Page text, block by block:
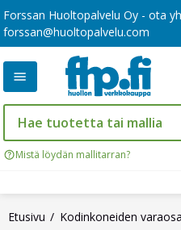
Forssan Huoltopalvelu Oy - ota
forssan@huoltopalvelu.com
Mistä löydän mallitarran?
Etusivu Kodinkoneiden